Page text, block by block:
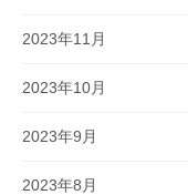
2023年11月
2023年10月
2023年9月
2023年8月